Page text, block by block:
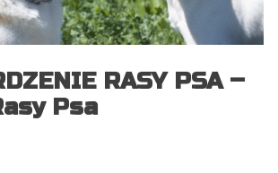
RASY PSA –
Psa